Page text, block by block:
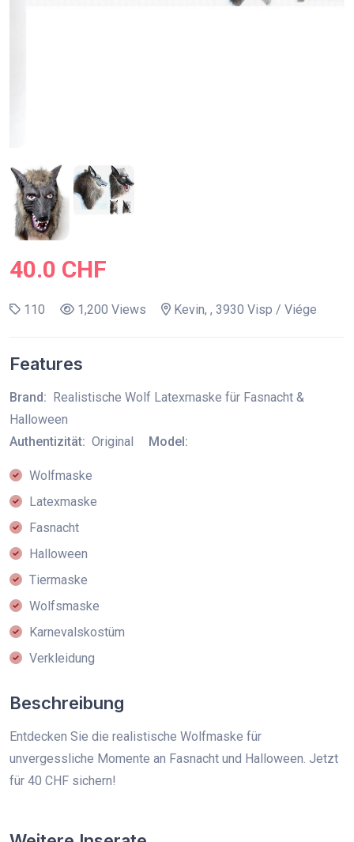
40.0 CHF
110 1,200 Views Kevin, , 3930 Visp / Viége
Features
Brand: Realistische Wolf Latexmaske für Fasnacht &
Halloween
Authentizität: Original Model:
Wolfmaske
Latexmaske
Fasnacht
Halloween
Tiermaske
Wolfsmaske
Karnevalskostüm
Verkleidung
Beschreibung
Entdecken Sie die realistische Wolfmaske für
unvergessliche Momente an Fasnacht und Halloween. Jetzt
für 40 CHF sichern!